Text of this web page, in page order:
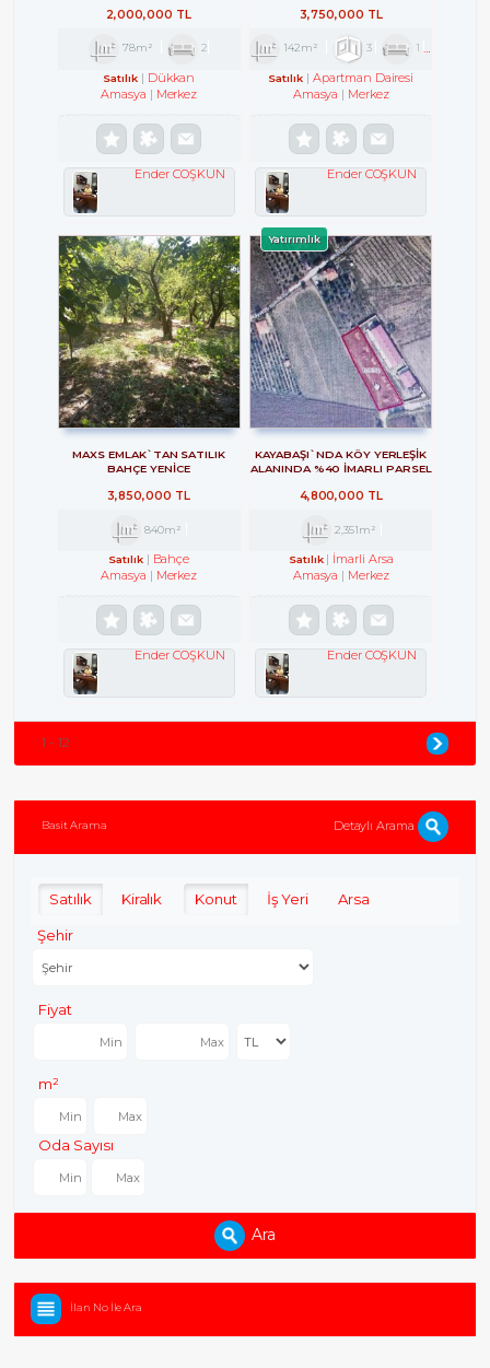
2,000,000 TL
78m² 2
Satılık
Dükkan
Amasya
Merkez
Ender COŞKUN
3,750,000 TL
142m² 3 1
Satılık
Apartman Dairesi
Amasya
Merkez
Ender COŞKUN
MAXS EMLAK`TAN SATILIK
BAHÇE YENİCE
3,850,000 TL
840m²
Satılık
Bahçe
Amasya
Merkez
Ender COŞKUN
Yatırımlık
KAYABAŞI`NDA KÖY YERLEŞİK
ALANINDA %40 İMARLI PARSEL
4,800,000 TL
2,351m²
Satılık
İmarli Arsa
Amasya
Merkez
Ender COŞKUN
1 - 12
Basit Arama Detaylı Arama
Satılık Kiralık Konut İş Yeri Arsa
Şehir
Fiyat
m²
Oda Sayısı
Ara
İlan No İle Ara